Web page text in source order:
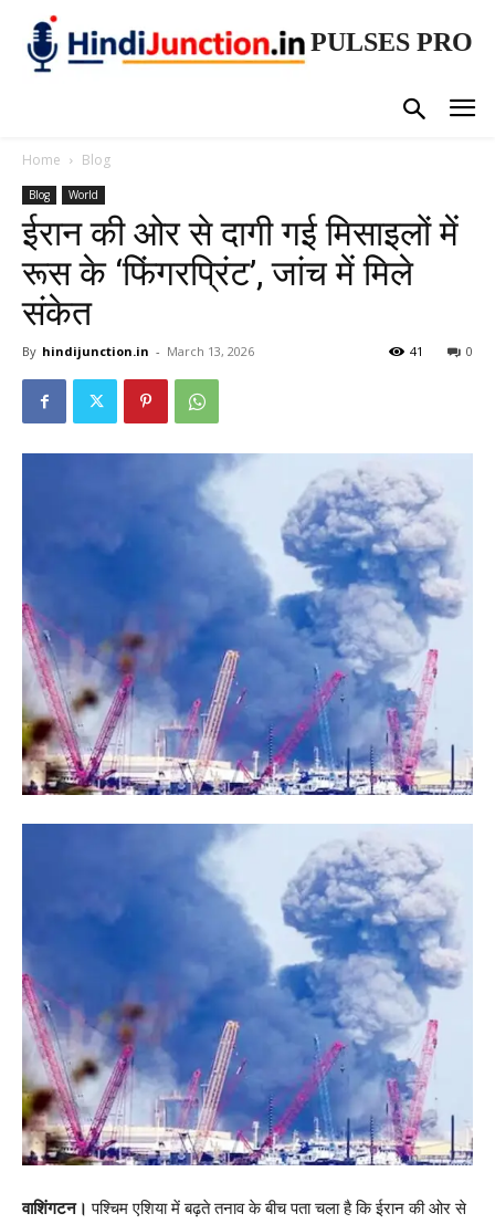
PULSES PRO
Home Blog
Blog World
ईरान की ओर से दागी गई मिसाइलों में
रूस के ‘फिंगरप्रिंट’, जांच में मिले
संकेत
By hindijunction.in - March 13, 2026 0
41
वाशिंगटन। पश्चिम एशिया में बढ़ते तनाव के बीच पता चला है कि ईरान की ओर से